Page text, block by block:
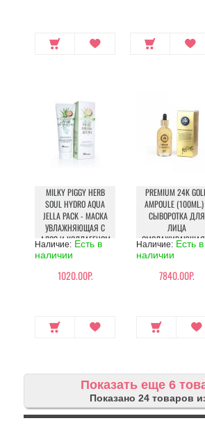
MILKY PIGGY HERB
SOUL HYDRO AQUA
JELLA PACK - МАСКА
УВЛАЖНЯЮЩАЯ С
АЛОЭ И КОЛЛАГЕНОМ
Наличие: Есть в
наличии
1020.00Р.
PREMIUM 24K
AMPOULE
СЫВОРОТКА ДЛЯ
ЛИЦА
24К ЗОЛОТОМ
Наличие: Есть в
наличии
7840.00Р.
Показать еще 6
Показано 24 товаров